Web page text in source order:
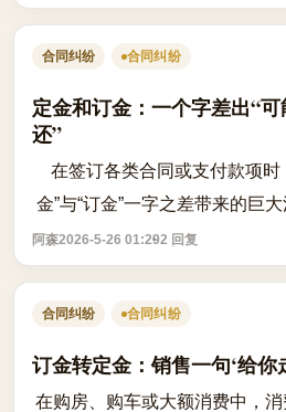
合同和聊天记录截图，此
合同纠纷 合同纠纷
定金和订金：一个字差出“
还”
在签订各类合同或支付款项时
金”与“订金”一字之差带来的巨
于，许多人交钱时天真地以为这
悔时才发现收据上赫然
阿森2026-5-26 01:292 回复
合同纠纷 合同纠纷
订金转定金：销售一句‘给你
在购房、购车或大额消费中，